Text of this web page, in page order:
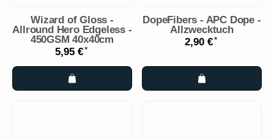
Wizard of Gloss -
Allround Hero Edgeless -
450GSM 40x40cm
5,95 €*
DopeFibers - APC Dope -
Allzwecktuch
2,90 €*